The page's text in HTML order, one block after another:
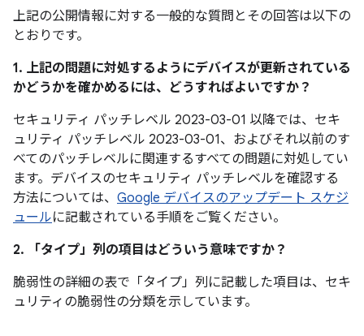
上記の公開情報に対する一般的な質問とその回答は以下の
とおりです。
1. 上記の問題に対処するようにデバイスが更新されている
かどうかを確かめるには、どうすればよいですか？
セキュリティ パッチレベル 2023-03-01 以降では、セキ
ュリティ パッチレベル 2023-03-01、およびそれ以前のす
べてのパッチレベルに関連するすべての問題に対処してい
ます。デバイスのセキュリティ パッチレベルを確認する
方法については、 Google デバイスのアップデート スケジ
ュールに記載されている手順をご覧ください。
2. 「タイプ」 列の項目はどういう意味ですか？
脆弱性の詳細の表で「タイプ」 列に記載した項目は、セキ
ュリティの脆弱性の分類を示しています。